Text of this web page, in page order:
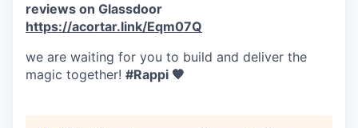
reviews on Glassdoor
https://acortar.link/Eqm07Q
we are waiting for you to build and deliver the
magic together! #Rappi 🧡